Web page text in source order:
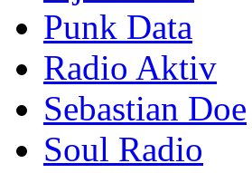
Punk Data
Radio Aktiv
Sebastian Doe
Soul Radio